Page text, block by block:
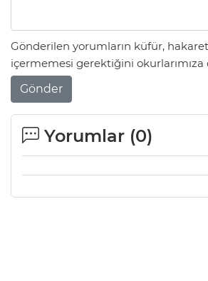
Gönderilen yorumların küfür,
içermemesi gerektiğini okurlarımıza
Gönder
Yorumlar (0)